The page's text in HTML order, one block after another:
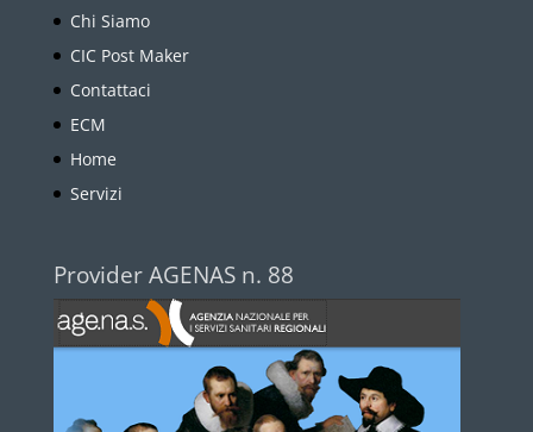
Chi Siamo
CIC Post Maker
Contattaci
ECM
Home
Servizi
Provider AGENAS n. 88